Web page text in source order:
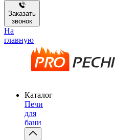
Заказать
звонок
На
главную
Каталог
Печи
для
бани